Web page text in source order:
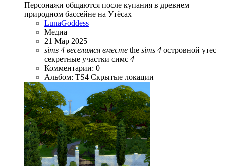
Персонажи общаются после купания в древнем
природном бассейне на Утёсах
LunaGoddess
Медиа
21 Мар 2025
sims 4 веселимся вместе the sims 4 островной утес
секретные участки симс 4
Комментарии: 0
Альбом: TS4 Скрытые локации